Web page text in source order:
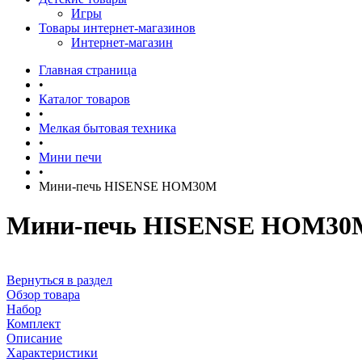
Игры
Товары интернет-магазинов
Интернет-магазин
Главная страница
•
Каталог товаров
•
Мелкая бытовая техника
•
Мини печи
•
Мини-печь HISENSE HOM30M
Мини-печь HISENSE
Вернуться в раздел
Обзор товара
Набор
Комплект
Описание
Характеристики